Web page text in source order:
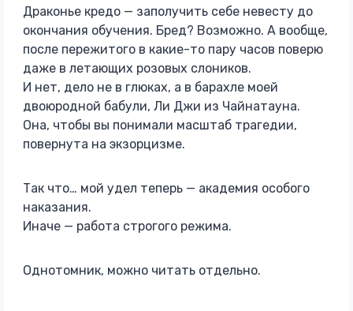
Драконье кредо — заполучить себе невесту до
окончания обучения. Бред? Возможно. А вообще,
после пережитого в какие-то пару часов поверю
даже в летающих розовых слоников.
И нет, дело не в глюках, а в барахле моей
двоюродной бабули, Ли Джи из Чайнатауна.
Она, чтобы вы понимали масштаб трагедии,
повернута на экзорцизме.
Так что… мой удел теперь — академия особого
наказания.
Иначе — работа строгого режима.
Однотомник, можно читать отдельно.